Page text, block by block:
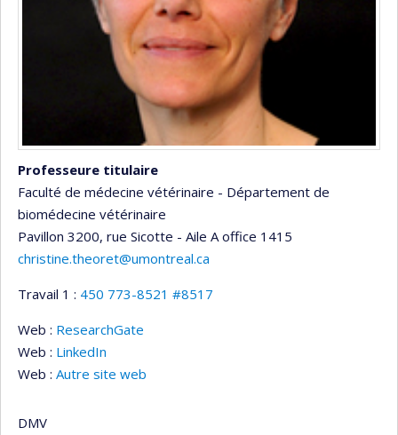
Professeure titulaire
Faculté de médecine vétérinaire - Département de
biomédecine vétérinaire
Pavillon 3200, rue Sicotte - Aile Aoffice 1415
christine.theoret@umontreal.ca
Travail 1 : 450 773-8521 #8517
Web : ResearchGate
Web : LinkedIn
Web : Autre site web
DMV